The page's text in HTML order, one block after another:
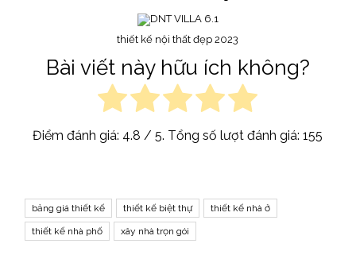
thiết kế nội thất đẹp 2023
Bài viết này hữu ích không?
Điểm đánh giá: 4.8 / 5. Tổng số lượt đánh giá:155
bảng giá thiết kế thiết kế biệt thự thiết kế nhà ở
thiết kế nhà phố xây nhà trọn gói